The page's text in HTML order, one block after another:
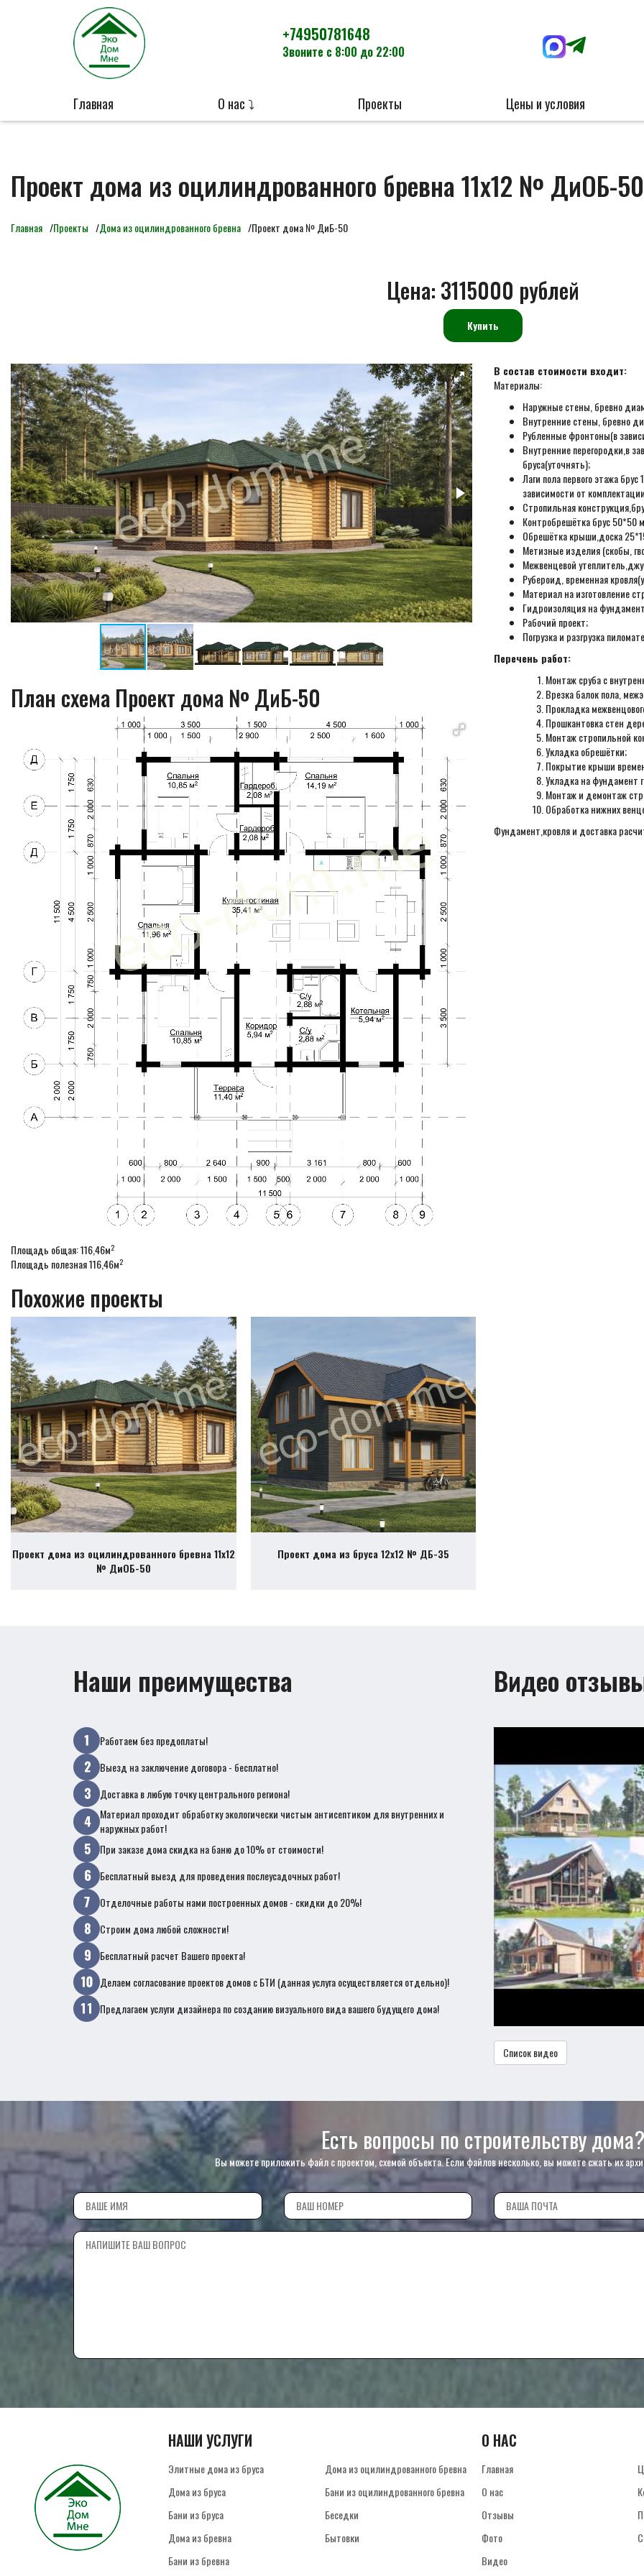
+74950781648
Звоните с 8:00 до 22:00
Главная О нас ⤵ Проекты Цены и условия
Проект дома из оцилиндрованного бревна 11х12 № ДиОБ-50
Главная Проекты Дома из оцилиндрованного бревна Проект дома № ДиБ-50
Цена: 3115000 рублей
Купить
План схема Проект дома № ДиБ-50
В состав стоимости входит:
Материалы:
Наружные стены, бревно
Внутренние стены, бревно
Рубленные фронтоны(в
Внутренние перегородки,в
бруса(уточнять);
Лаги пола первого этажа
зависимости от
Стропильная
Контробрешётка брус 50*50
Обрешётка крыши,доска
Метизные изделия (скобы,
Межвенцевой
Рубероид, временная
Материал на изготовление
Гидроизоляция на
Рабочий проект;
Погрузка и разгрузка
Перечень работ:
Монтаж сруба с
Врезка балок пола,
Прокладка
Прошкантовка стен
Монтаж стропильной
Укладка обрешётки;
Покрытие крыши
Укладка на фундамент
Монтаж и демонтаж
Обработка нижних
Фундамент,кровля и доставка
Площадь общая: 116,46м2
Площадь полезная 116,46м2
Похожие проекты
Проект дома из оцилиндрованного бревна 11х12
№ ДиОБ-50
Проект дома из бруса 12х12 № ДБ-35
Наши преимущества
Работаем без предоплаты!
Выезд на заключение договора - бесплатно!
Доставка в любую точку центрального региона!
Материал проходит обработку экологически чистым антисептиком для внутренних и
наружных работ!
При заказе дома скидка на баню до 10% от стоимости!
Бесплатный выезд для проведения послеусадочных работ!
Отделочные работы нами построенных домов - скидки до 20%!
Строим дома любой сложности!
Бесплатный расчет Вашего проекта!
Делаем согласование проектов домов с БТИ (данная услуга осуществляется отдельно)!
Предлагаем услуги дизайнера по созданию визуального вида вашего будущего дома!
Видео
Список видео
Есть вопросы по строительству дома?
Вы можете приложить файл с проектом, схемой объекта. Если файлов несколько, вы можете сжать их
НАШИ УСЛУГИ
Элитные дома из бруса
Дома из бруса
Бани из бруса
Дома из бревна
Бани из бревна
Дома из оцилиндрованного бревна
Бани из оцилиндрованного бревна
Беседки
Бытовки
О НАС
Главная
О нас
Отзывы
Фото
Видео